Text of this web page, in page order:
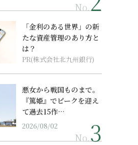
No.
「金利のある世界」の新
たな資産管理のあり方と
は？
PR(株式会社北九州銀行)
悪女から戦国ものまで。
『篤姫』でピークを迎え
て過去15作…
2026/08/02
No.